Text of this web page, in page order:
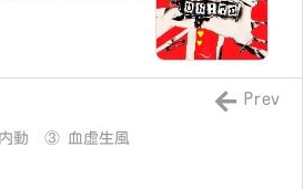
内動 ③ 血虚生風
Prev